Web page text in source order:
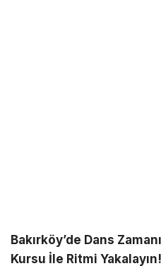
Bakırköy’de Dans
Kursu İle Ritmi Yakalayın!